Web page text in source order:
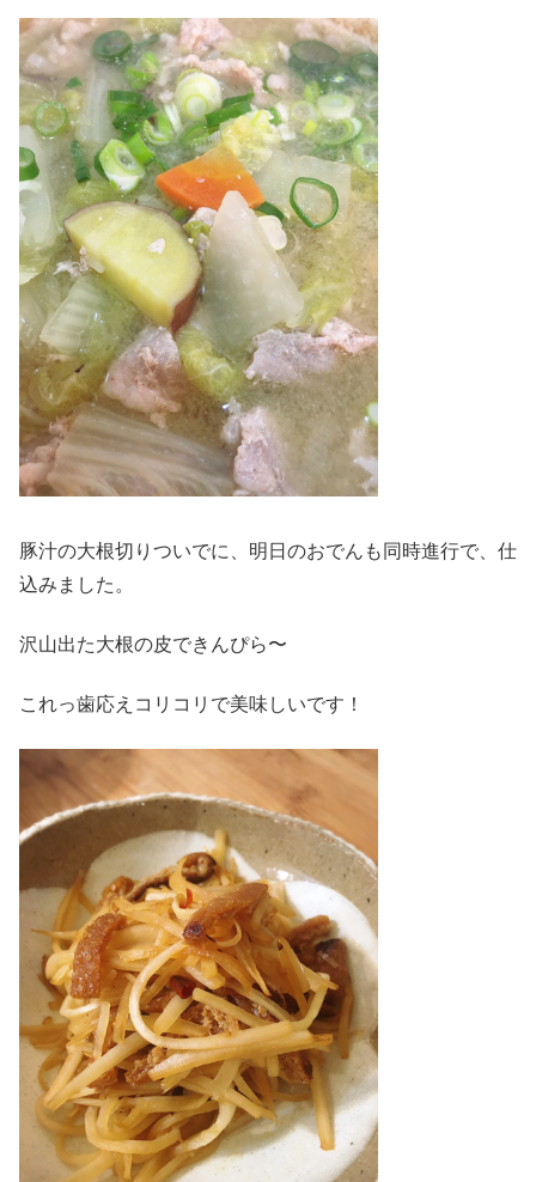
豚汁の大根切りついでに、明日のおでんも同時進行で、仕
込みました。
沢山出た大根の皮できんぴら〜
これっ歯応えコリコリで美味しいです！